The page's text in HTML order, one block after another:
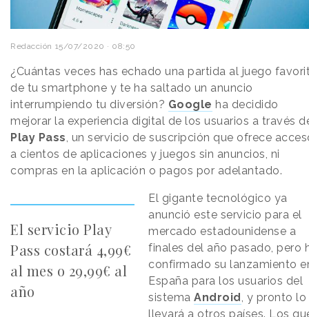
Redacción 15/07/2020 · 08:50
¿Cuántas veces has echado una partida al juego
de tu smartphone y te ha saltado un anuncio
interrumpiendo tu diversión? Google ha decidido
mejorar la experiencia digital de los usuarios a través
Play Pass, un servicio de suscripción que ofrece
a cientos de aplicaciones y juegos sin anuncios, ni
compras en la aplicación o pagos por adelantado.
El servicio Play
Pass costará 4,99€
al mes o 29,99€ al
año
El gigante tecnológico ya
anunció este servicio para el
mercado estadounidense a
finales del año pasado, pero
confirmado su lanzamiento
España para los usuarios del
sistema Android, y pronto lo
llevará a otros países. Los